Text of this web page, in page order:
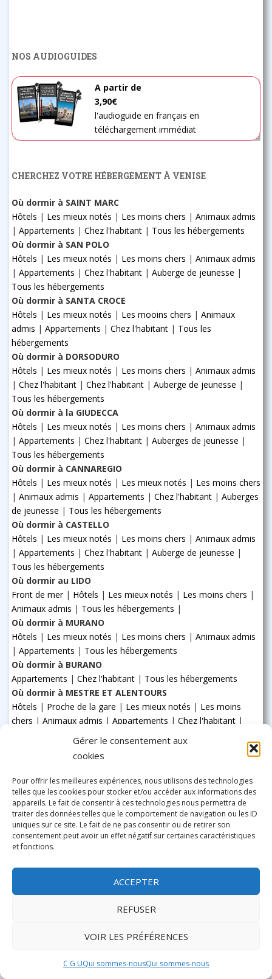
Gérer le consentement aux
cookies
Pour offrir les meilleures expériences, nous utilisons des technologies
telles que les cookies pour stocker et/ou accéder aux informations des
appareils. Le fait de consentir à ces technologies nous permettra de
traiter des données telles que le comportement de navigation ou les ID
uniques sur ce site. Le fait de ne pas consentir ou de retirer son
consentement peut avoir un effet négatif sur certaines caractéristiques
et fonctions.
ACCEPTER
REFUSER
VOIR LES PRÉFÉRENCES
C G UQui sommes-nousQui sommes-nous
NOS AUDIOGUIDES
A partir de
3,90€
l'audioguide en français en
téléchargement immédiat
CHERCHEZ VOTRE HÉBERGEMENT À VENISE
Où dormir à SAINT MARC
Hôtels | Les mieux notés | Les moins chers | Animaux admis
| Appartements | Chez l'habitant | Tous les hébergements
Où dormir à SAN POLO
Hôtels | Les mieux notés | Les moins chers | Animaux admis
| Appartements | Chez l'habitant | Auberge de jeunesse |
Tous les hébergements
Où dormir à SANTA CROCE
Hôtels | Les mieux notés | Les mooins chers | Animaux
admis | Appartements | Chez l'habitant | Tous les
hébergements
Où dormir à DORSODURO
Hôtels | Les mieux notés | Les moins chers | Animaux admis
| Chez l'habitant | Chez l'habitant | Auberge de jeunesse |
Tous les hébergements
Où dormir à la GIUDECCA
Hôtels | Les mieux notés | Les moins chers | Animaux admis
| Appartements | Chez l'habitant | Auberges de jeunesse |
Tous les hébergements
Où dormir à CANNAREGIO
Hôtels | Les mieux notés | Les mieux notés | Les moins chers
| Animaux admis | Appartements | Chez l'habitant | Auberges
de jeunesse | Tous les hébergements
Où dormir à CASTELLO
Hôtels | Les mieux notés | Les moins chers | Animaux admis
| Appartements | Chez l'habitant | Auberge de jeunesse |
Tous les hébergements
Où dormir au LIDO
Front de mer| Hôtels | Les mieux notés | Les moins chers |
Animaux admis | Tous les hébergements |
Où dormir à MURANO
Hôtels | Les mieux notés | Les moins chers | Animaux admis
| Appartements | Tous les hébergements
Où dormir à BURANO
Appartements | Chez l'habitant | Tous les hébergements
Où dormir à MESTRE ET ALENTOURS
Hôtels | Proche de la gare | Les mieux notés | Les moins
chers | Animaux admis | Appartements | Chez l'habitant |
Auberge de jeunesse
|
Où dormir à Punta Sabbioni Cavallino-Treporti
Où dormir à Chioggia Sottomarina
Notre association gère ce site collaboratif depuis plus de 20
pour mener à bien notre mission d'aider tous les visiteurs à
commencer par ses habitants